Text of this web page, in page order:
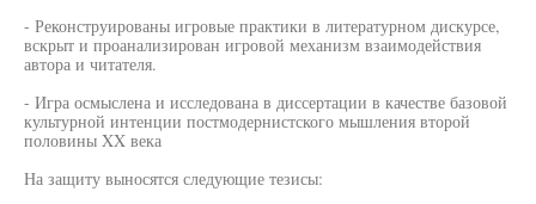
- Реконструированы игровые практики в литературном дискурсе,
вскрыт и проанализирован игровой механизм взаимодействия
автора и читателя.
- Игра осмыслена и исследована в диссертации в качестве базовой
культурной интенции постмодернистского мышления второй
половины XX века
На защиту выносятся следующие тезисы: